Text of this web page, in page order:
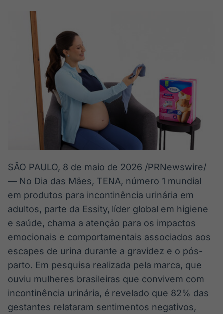
SÃO PAULO, 8 de maio de 2026 /PRNewswire/
— No Dia das Mães, TENA, número 1 mundial
em produtos para incontinência urinária em
adultos, parte da Essity, líder global em higiene
e saúde, chama a atenção para os impactos
emocionais e comportamentais associados aos
escapes de urina durante a gravidez e o pós-
parto. Em pesquisa realizada pela marca, que
ouviu mulheres brasileiras que convivem com
incontinência urinária, é revelado que 82% das
gestantes relataram sentimentos negativos,